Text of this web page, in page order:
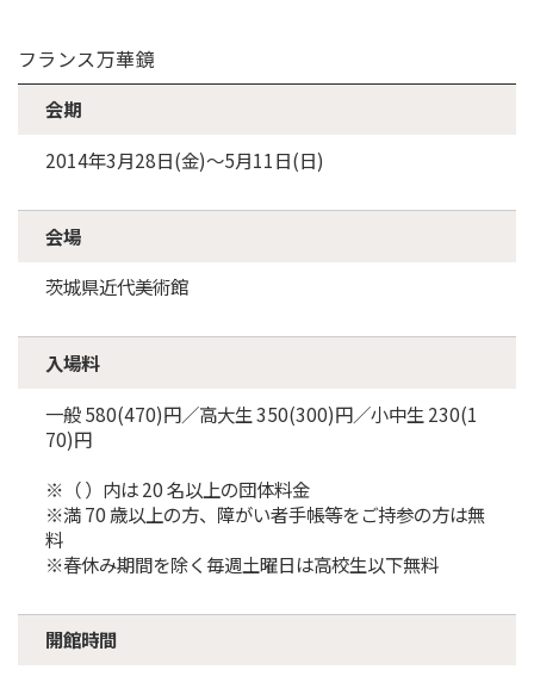
フランス万華鏡
会期
2014年3月28日(金)～5月11日(日)
会場
茨城県近代美術館
入場料
一般 580(470)円／高大生 350(300)円／小中生 230(1
70)円
※（ ）内は 20 名以上の団体料金
※満 70 歳以上の方、障がい者手帳等をご持参の方は無
料
※春休み期間を除く毎週土曜日は高校生以下無料
開館時間